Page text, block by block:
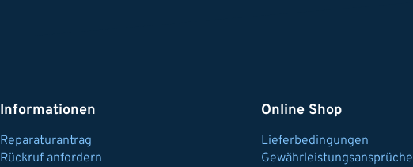
Informationen
Reparaturantrag
Rückruf anfordern
Online Shop
Lieferbedingungen
Gewährleistungsansprüche